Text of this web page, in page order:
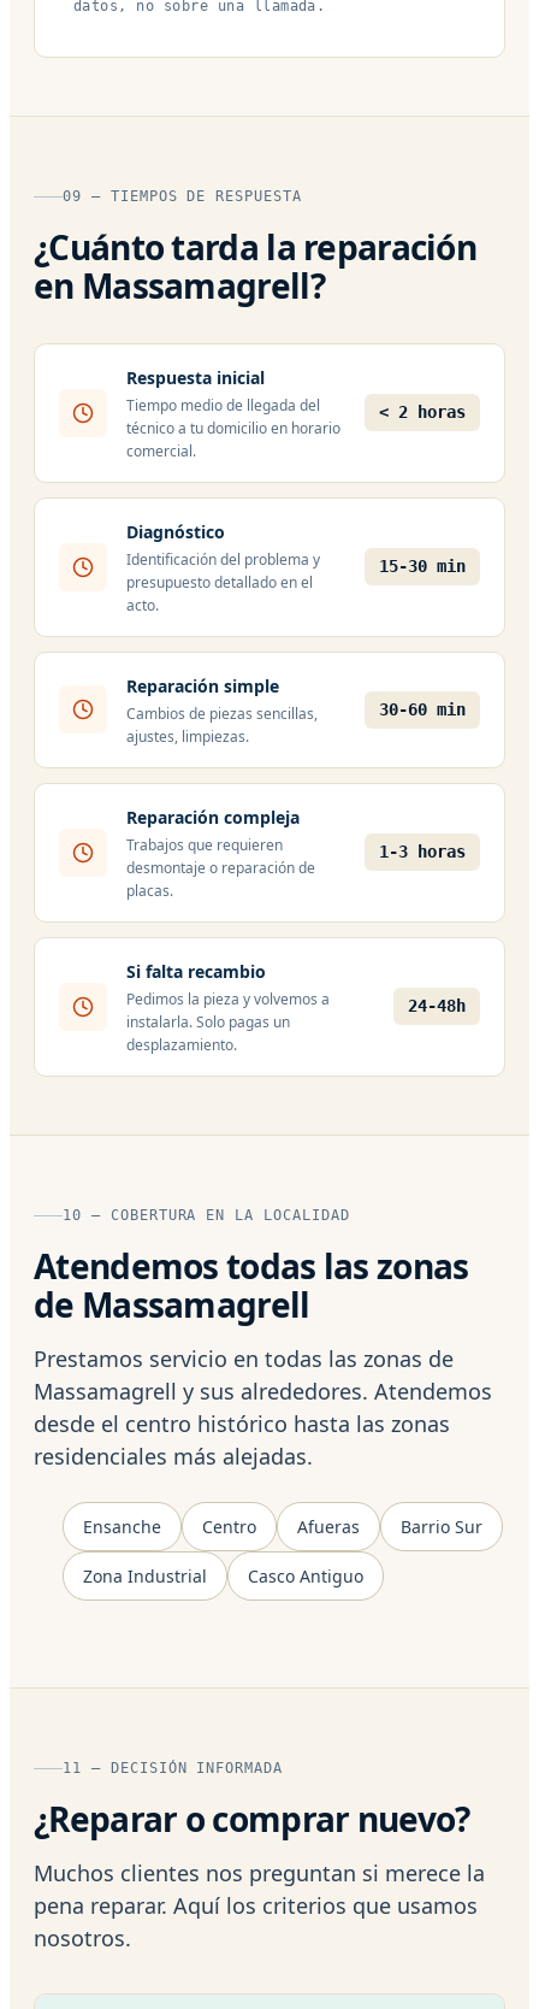
datos, no sobre una llamada.
09 — TIEMPOS DE RESPUESTA
¿Cuánto tarda la reparación
en Massamagrell?
Respuesta inicial
Tiempo medio de llegada del
técnico a tu domicilio en horario
comercial.
< 2 horas
Diagnóstico
Identificación del problema y
presupuesto detallado en el
acto.
15-30 min
Reparación simple
Cambios de piezas sencillas,
ajustes, limpiezas.
30-60 min
Reparación compleja
Trabajos que requieren
desmontaje o reparación de
placas.
1-3 horas
Si falta recambio
Pedimos la pieza y volvemos a
instalarla. Solo pagas un
desplazamiento.
24-48h
10 — COBERTURA EN LA LOCALIDAD
Atendemos todas las zonas
de Massamagrell
Prestamos servicio en todas las zonas de
Massamagrell y sus alrededores. Atendemos
desde el centro histórico hasta las zonas
residenciales más alejadas.
Ensanche Centro Afueras Barrio Sur
Zona Industrial Casco Antiguo
11 — DECISIÓN INFORMADA
¿Reparar o comprar nuevo?
Muchos clientes nos preguntan si merece la
pena reparar. Aquí los criterios que usamos
nosotros.